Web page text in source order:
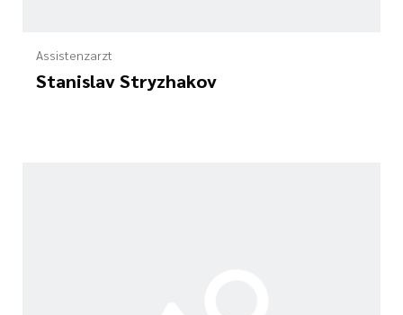
Assistenzarzt
Stanislav Stryzhakov